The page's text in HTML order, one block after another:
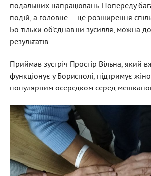
подальших напрацювань. Попереду
подій, а головне — це розширення
Бо тільки об'єднавши зусилля, можна
результатів.
Приймав зустріч Простір Вільна, який
функціонує у Борисполі, підтримує
популярним осередком серед